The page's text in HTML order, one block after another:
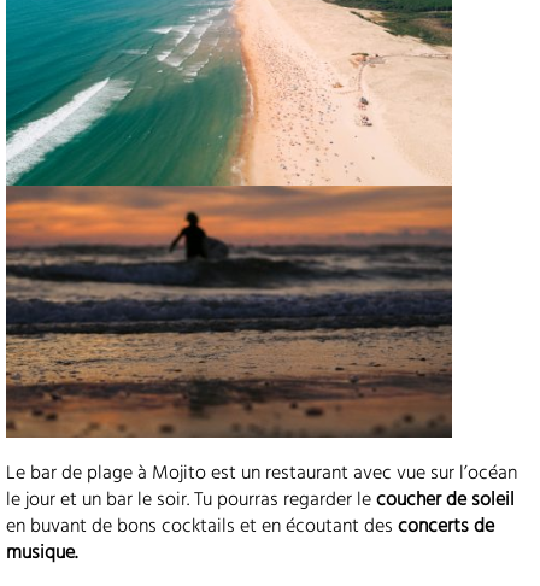
Le bar de plage à Mojito est un restaurant avec vue sur l’océan
le jour et un bar le soir. Tu pourras regarder lecoucher de soleil
en buvant de bons cocktails et en écoutant desconcerts de
musique.